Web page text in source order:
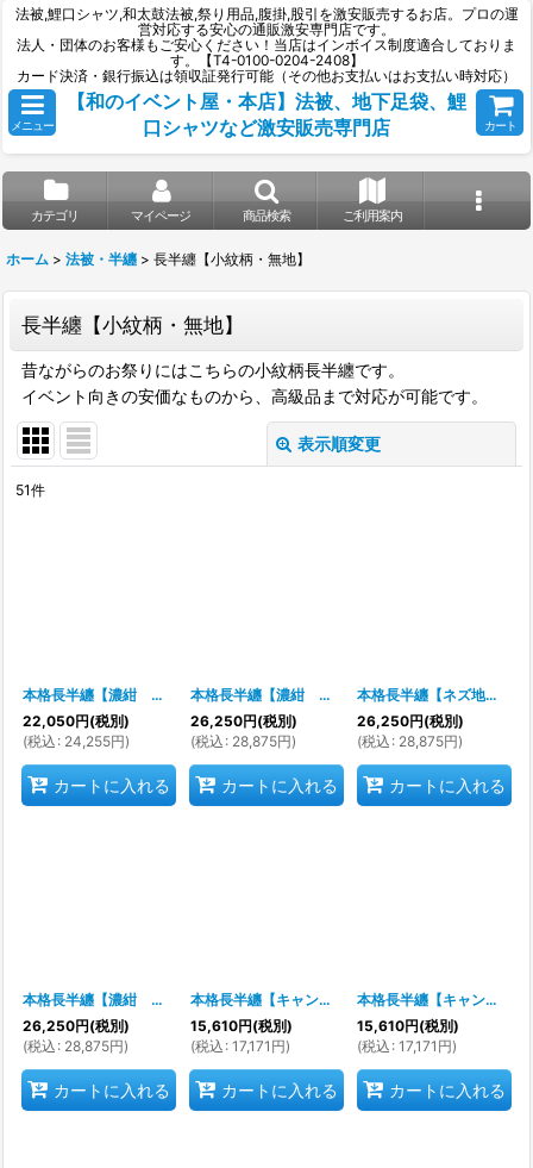
法被,鯉口シャツ,和太鼓法被,祭り用品,腹掛,股引を激安販売するお店。プロの運
営対応する安心の通販激安専門店です。
法人・団体のお客様もご安心ください！当店はインボイス制度適合しておりま
す。【T4-0100-0204-2408】
カード決済・銀行振込は領収証発行可能（その他お支払いはお支払い時対応）
メニュー
【和のイベント屋・本店】法被、地下足袋、鯉
口シャツなど激安販売専門店
カート
カテゴリ マイページ 商品検索 ご利用案内
ホーム > 法被・半纏 > 長半纏【小紋柄・無地】
長半纏【小紋柄・無地】
昔ながらのお祭りにはこちらの小紋柄長半纏です。
イベント向きの安価なものから、高級品まで対応が可能です。
表示順変更
51件
本格長半纏【濃紺 硫化染め】※硫化染めは硫化染めを知っている人以外は購入しないでください※
22,050円(税別)
(税込 : 24,255円)
カートに入れる
本格長半纏【濃紺 硫化染め】※硫化染めは硫化染めを知っている人以外は購入しないでください※
26,250円(税別)
(税込 : 28,875円)
カートに入れる
本格長半纏【ネズ地 濃紺 硫化染め】※硫化染めは硫化染めを知っている人以外は購入しないでください※
26,250円(税別)
(税込 : 28,875円)
カートに入れる
本格長半纏【濃紺 硫化染め】※硫化染めは硫化染めを知っている人以外は購入しないでください※
26,250円(税別)
(税込 : 28,875円)
カートに入れる
本格長半纏【キャンパス生地というやや厚手生地使用】
15,610円(税別)
(税込 : 17,171 円)
カートに入れる
本格長半纏【キャンパス生地というやや厚手生地使用】
15,610円(税別)
(税込 : 17,171 円)
カートに入れる